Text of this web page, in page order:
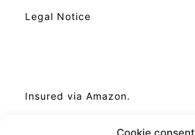
Legal Notice
Insured via Amazon.